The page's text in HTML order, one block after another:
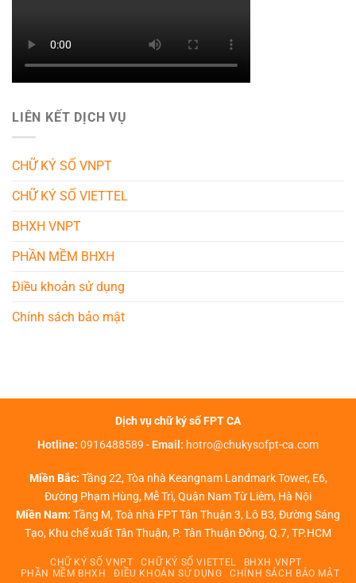
LIÊN KẾT DỊCH VỤ
CHỮ KÝ SỐ VNPT
CHỮ KÝ SỐ VIETTEL
BHXH VNPT
PHẦN MỀM BHXH
Điều khoản sử dụng
Chính sách bảo mật
Dịch vụ chữ ký số FPT CA
Hotline: 0916488589 -Email: hotro@chukysofpt-ca.com
Miền Bắc: Tầng 22, Tòa nhà Keangnam Landmark Tower, E6,
Đường Phạm Hùng, Mễ Trì, Quận Nam Từ Liêm, Hà Nội
Miền Nam: Tầng M, Toà nhà FPT Tân Thuận 3, Lô B3, Đường Sáng
Tạo, Khu chế xuất Tân Thuận, P. Tân Thuận Đông, Q.7, TP.HCM
CHỮ KÝ SỐ VNPT CHỮ KÝ SỐ VIETTEL
BHXH VNPT
PHẦN MỀM BHXH
ĐIỀU KHOẢN SỬ DỤNG CHÍNH SÁCH BẢO MẬT